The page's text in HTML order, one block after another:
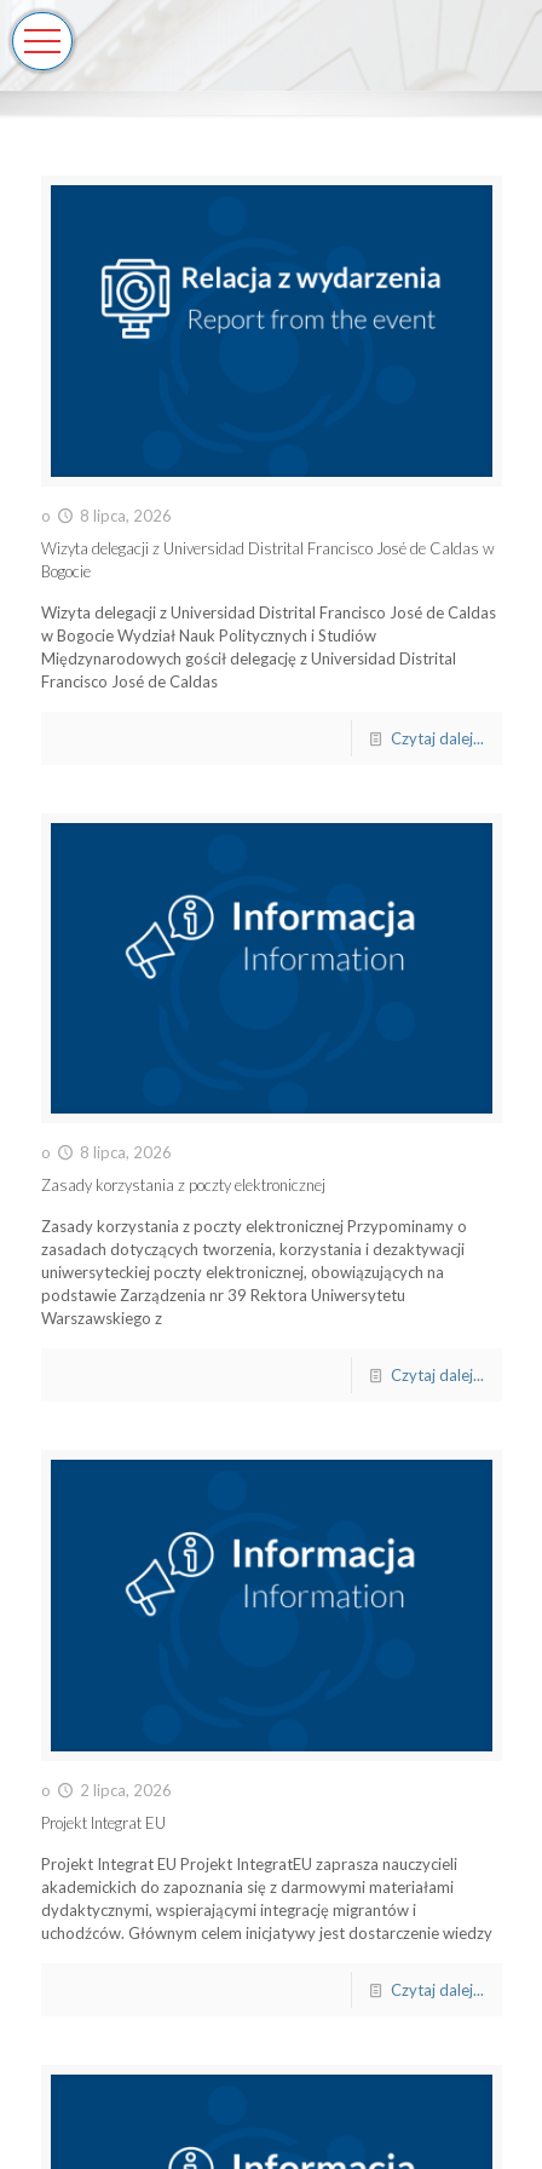
o
8 lipca, 2026
Wizyta delegacji z Universidad Distrital Francisco José de Caldas w
Bogocie
Wizyta delegacji z Universidad Distrital Francisco José de Caldas
w Bogocie Wydział Nauk Politycznych i Studiów
Międzynarodowych gościł delegację z Universidad Distrital
Francisco José de Caldas
Czytaj dalej...
o
8 lipca, 2026
Zasady korzystania z poczty elektronicznej
Zasady korzystania z poczty elektronicznej Przypominamy o
zasadach dotyczących tworzenia, korzystania i dezaktywacji
uniwersyteckiej poczty elektronicznej, obowiązujących na
podstawie Zarządzenia nr 39 Rektora Uniwersytetu
Warszawskiego z
Czytaj dalej...
o
2 lipca, 2026
Projekt Integrat EU
Projekt Integrat EU Projekt IntegratEU zaprasza nauczycieli
akademickich do zapoznania się z darmowymi materiałami
dydaktycznymi, wspierającymi integrację migrantów i
uchodźców. Głównym celem inicjatywy jest dostarczenie wiedzy
Czytaj dalej...